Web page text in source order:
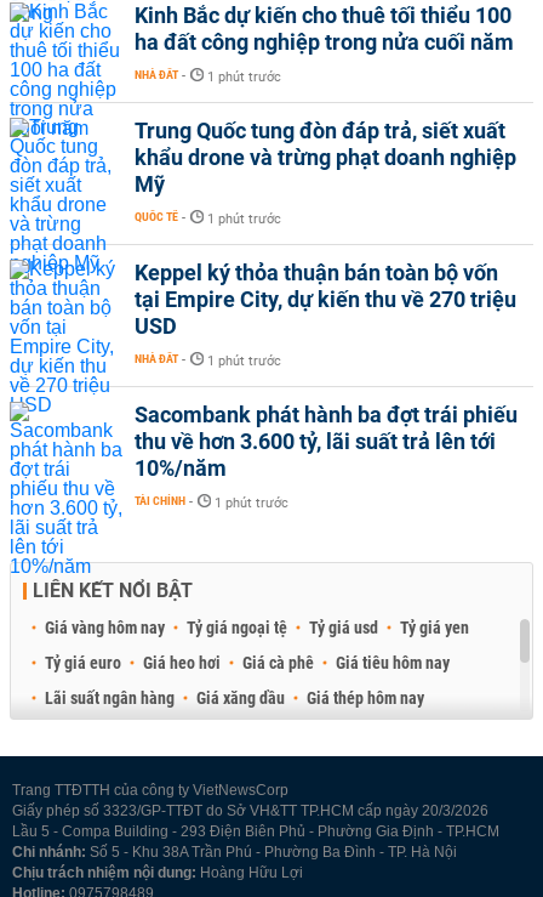
Kinh Bắc dự kiến cho thuê tối thiểu 100
ha đất công nghiệp trong nửa cuối năm
NHÀ ĐẤT - 1 phút trước
Trung Quốc tung đòn đáp trả, siết xuất
khẩu drone và trừng phạt doanh nghiệp
Mỹ
QUỐC TẾ - 1 phút trước
Keppel ký thỏa thuận bán toàn bộ vốn
tại Empire City, dự kiến thu về 270 triệu
USD
NHÀ ĐẤT - 1 phút trước
Sacombank phát hành ba đợt trái phiếu
thu về hơn 3.600 tỷ, lãi suất trả lên tới
10%/năm
TÀI CHÍNH - 1 phút trước
LIÊN KẾT NỔI BẬT
Giá vàng hôm nay Tỷ giá ngoại tệ Tỷ giá usd
Tỷ giá yen
Tỷ giá euro
Giá heo hơi Giá cà phê
Giá tiêu hôm nay
Lãi suất ngân hàng
Giá xăng dầu
Giá thép hôm nay
Trang TTĐTTH của công ty VietNewsCorp
Giấy phép số 3323/GP-TTĐT do Sở VH&TT TP.HCM cấp ngày 20/3/2026
Lầu 5 - Compa Building - 293 Điện Biên Phủ - Phường Gia Định - TP.HCM
Chi nhánh: Số 5 - Khu 38A Trần Phú - Phường Ba Đình - TP. Hà Nội
Chịu trách nhiệm nội dung: Hoàng Hữu Lợi
Hotline: 0975798489